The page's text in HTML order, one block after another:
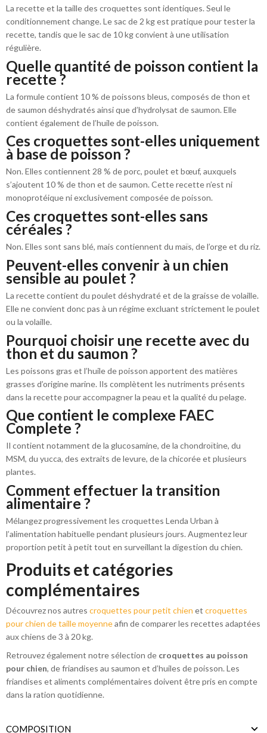
La recette et la taille des croquettes sont identiques. Seul le
conditionnement change. Le sac de 2 kg est pratique pour tester la
recette, tandis que le sac de 10 kg convient à une utilisation
régulière.
Quelle quantité de poisson contient la
recette ?
La formule contient 10 % de poissons bleus, composés de thon et
de saumon déshydratés ainsi que d’hydrolysat de saumon. Elle
contient également de l’huile de poisson.
Ces croquettes sont-elles uniquement
à base de poisson ?
Non. Elles contiennent 28 % de porc, poulet et bœuf, auxquels
s’ajoutent 10 % de thon et de saumon. Cette recette n’est ni
monoprotéique ni exclusivement composée de poisson.
Ces croquettes sont-elles sans
céréales ?
Non. Elles sont sans blé, mais contiennent du maïs, de l’orge et du riz.
Peuvent-elles convenir à un chien
sensible au poulet ?
La recette contient du poulet déshydraté et de la graisse de volaille.
Elle ne convient donc pas à un régime excluant strictement le poulet
ou la volaille.
Pourquoi choisir une recette avec du
thon et du saumon ?
Les poissons gras et l’huile de poisson apportent des matières
grasses d’origine marine. Ils complètent les nutriments présents
dans la recette pour accompagner la peau et la qualité du pelage.
Que contient le complexe FAEC
Complete ?
Il contient notamment de la glucosamine, de la chondroïtine, du
MSM, du yucca, des extraits de levure, de la chicorée et plusieurs
plantes.
Comment effectuer la transition
alimentaire ?
Mélangez progressivement les croquettes Lenda Urban à
l’alimentation habituelle pendant plusieurs jours. Augmentez leur
proportion petit à petit tout en surveillant la digestion du chien.
Produits et catégories
complémentaires
Découvrez nos autres croquettes pour petit chien et croquettes
pour chien de taille moyenneafin de comparer les recettes adaptées
aux chiens de 3 à 20 kg.
Retrouvez également notre sélection de croquettes au poisson
pour chien, de friandises au saumon et d’huiles de poisson. Les
friandises et aliments complémentaires doivent être pris en compte
dans la ration quotidienne.
COMPOSITION